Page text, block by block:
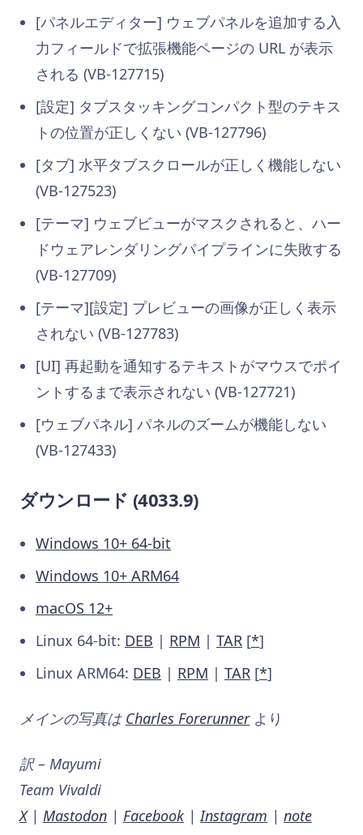
[パネルエディター] ウェブパネルを追加する入
力フィールドで拡張機能ページの URL が表示
される (VB-127715)
[設定] タブスタッキングコンパクト型のテキス
トの位置が正しくない (VB-127796)
[タブ] 水平タブスクロールが正しく機能しない
(VB-127523)
[テーマ] ウェブビューがマスクされると、ハー
ドウェアレンダリングパイプラインに失敗する
(VB-127709)
[テーマ][設定] プレビューの画像が正しく表示
されない (VB-127783)
[UI] 再起動を通知するテキストがマウスでポイ
ントするまで表示されない (VB-127721)
[ウェブパネル] パネルのズームが機能しない
(VB-127433)
ダウンロード (4033.9)
Windows 10+ 64-bit
Windows 10+ ARM64
macOS 12+
Linux 64-bit: DEB | RPM | TAR [*]
Linux ARM64: DEB | RPM | TAR [*]
メインの写真は Charles Forerunnerより
訳 – Mayumi
Team Vivaldi
X| Mastodon | Facebook | Instagram | note